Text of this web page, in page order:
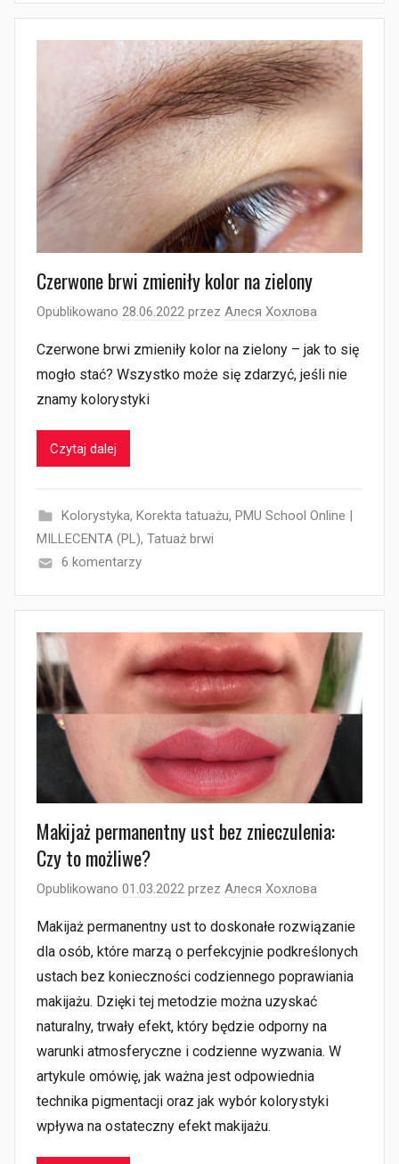
Czerwone brwi zmieniły kolor na zielony
Opublikowano 28.06.2022 przez Алеся Хохлова
Czerwone brwi zmieniły kolor na zielony – jak to się
mogło stać? Wszystko może się zdarzyć, jeśli nie
znamy kolorystyki
Czytaj dalej
Kolorystyka, Korekta tatuażu, PMU School Online |
MILLECENTA (PL), Tatuaż brwi
6 komentarzy
Makijaż permanentny ust bez znieczulenia:
Czy to możliwe?
Opublikowano 01.03.2022 przez Алеся Хохлова
Makijaż permanentny ust to doskonałe rozwiązanie
dla osób, które marzą o perfekcyjnie podkreślonych
ustach bez konieczności codziennego poprawiania
makijażu. Dzięki tej metodzie można uzyskać
naturalny, trwały efekt, który będzie odporny na
warunki atmosferyczne i codzienne wyzwania. W
artykule omówię, jak ważna jest odpowiednia
technika pigmentacji oraz jak wybór kolorystyki
wpływa na ostateczny efekt makijażu.